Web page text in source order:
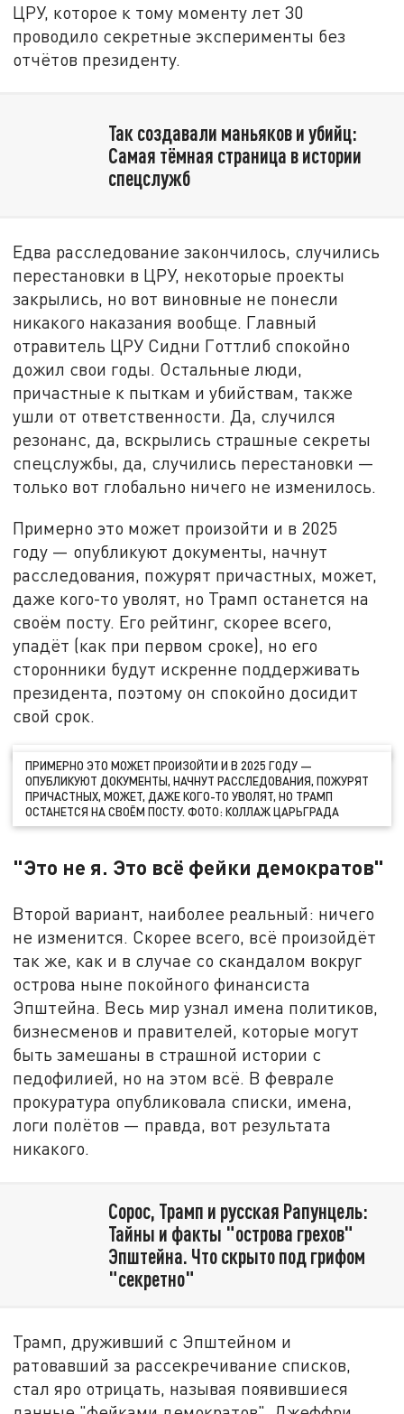
ЦРУ, которое к тому моменту лет 30
проводило секретные эксперименты без
отчётов президенту.
Так создавали маньяков и убийц:
Самая тёмная страница в истории
спецслужб
Едва расследование закончилось, случились
перестановки в ЦРУ, некоторые проекты
закрылись, но вот виновные не понесли
никакого наказания вообще. Главный
отравитель ЦРУ Сидни Готтлиб спокойно
дожил свои годы. Остальные люди,
причастные к пыткам и убийствам, также
ушли от ответственности. Да, случился
резонанс, да, вскрылись страшные секреты
спецслужбы, да, случились перестановки —
только вот глобально ничего не изменилось.
Примерно это может произойти и в 2025
году — опубликуют документы, начнут
расследования, пожурят причастных, может,
даже кого-то уволят, но Трамп останется на
своём посту. Его рейтинг, скорее всего,
упадёт (как при первом сроке), но его
сторонники будут искренне поддерживать
президента, поэтому он спокойно досидит
свой срок.
ПРИМЕРНО ЭТО МОЖЕТ ПРОИЗОЙТИ И В 2025 ГОДУ —
ОПУБЛИКУЮТ ДОКУМЕНТЫ, НАЧНУТ РАССЛЕДОВАНИЯ, ПОЖУРЯТ
ПРИЧАСТНЫХ, МОЖЕТ, ДАЖЕ КОГО-ТО УВОЛЯТ, НО ТРАМП
ОСТАНЕТСЯ НА СВОЁМ ПОСТУ. ФОТО: КОЛЛАЖ ЦАРЬГРАДА
"Это не я. Это всё фейки демократов"
Второй вариант, наиболее реальный: ничего
не изменится. Скорее всего, всё произойдёт
так же, как и в случае со скандалом вокруг
острова ныне покойного финансиста
Эпштейна. Весь мир узнал имена политиков,
бизнесменов и правителей, которые могут
быть замешаны в страшной истории с
педофилией, но на этом всё. В феврале
прокуратура опубликовала списки, имена,
логи полётов — правда, вот результата
никакого.
Сорос, Трамп и русская Рапунцель:
Тайны и факты "острова грехов"
Эпштейна. Что скрыто под грифом
"секретно"
Трамп, друживший с Эпштейном и
ратовавший за рассекречивание списков,
стал яро отрицать, называя появившиеся